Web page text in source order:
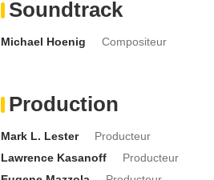
Soundtrack
Michael Hoenig Compositeur
Production
Mark L. Lester
Producteur
Lawrence Kasanoff
Producteur